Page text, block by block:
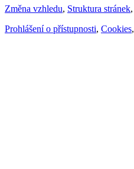
Změna vzhledu, Struktura stránek,
Prohlášení o přístupnosti, Cookies,